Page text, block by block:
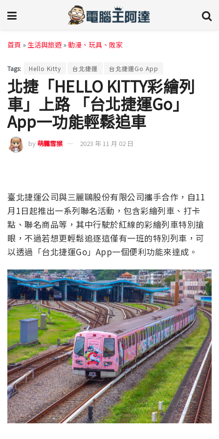
首頁 » 生活與旅遊 » 動漫、玩具、敗家
Tags: Hello Kitty 台北捷運 台北捷運Go App
北捷「HELLO KITTY彩繪列
車」上路 「台北捷運Go」
App一功能輕鬆追車
by 萌朧雪猴 2023 年 11 月 02 日
臺北捷運公司與三麗鷗股份有限公司攜手合作，自11
月1日起推出一系列聯名活動，包含彩繪列車、打卡
點、聯名商品等，其中行駛於紅線的彩繪列車特別搶
眼，不過若想更輕鬆追逐這僅有一班的特別列車，可
以透過「台北捷運Go」App一個便利功能來達成。